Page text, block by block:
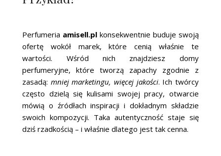
Perfumeria amisell.pl konsekwentnie buduje swoją
ofertę wokół marek, które cenią właśnie te
wartości. Wśród nich znajdziesz domy
perfumeryjne, które tworzą zapachy zgodnie z
zasadą: mniej marketingu, więcej jakości. Ich twórcy
często dzielą się kulisami swojej pracy, otwarcie
mówią o źródłach inspiracji i dokładnym składzie
swoich kompozycji. Taka autentyczność staje się
dziś rzadkością – i właśnie dlatego jest tak cenna.